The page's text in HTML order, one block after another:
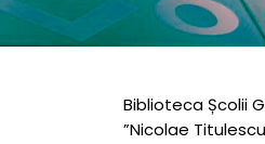
COLECȚII
BIBLIOTECA
EVENIMENTE
CULTURALE
Biblioteca Școlii
”Nicolae